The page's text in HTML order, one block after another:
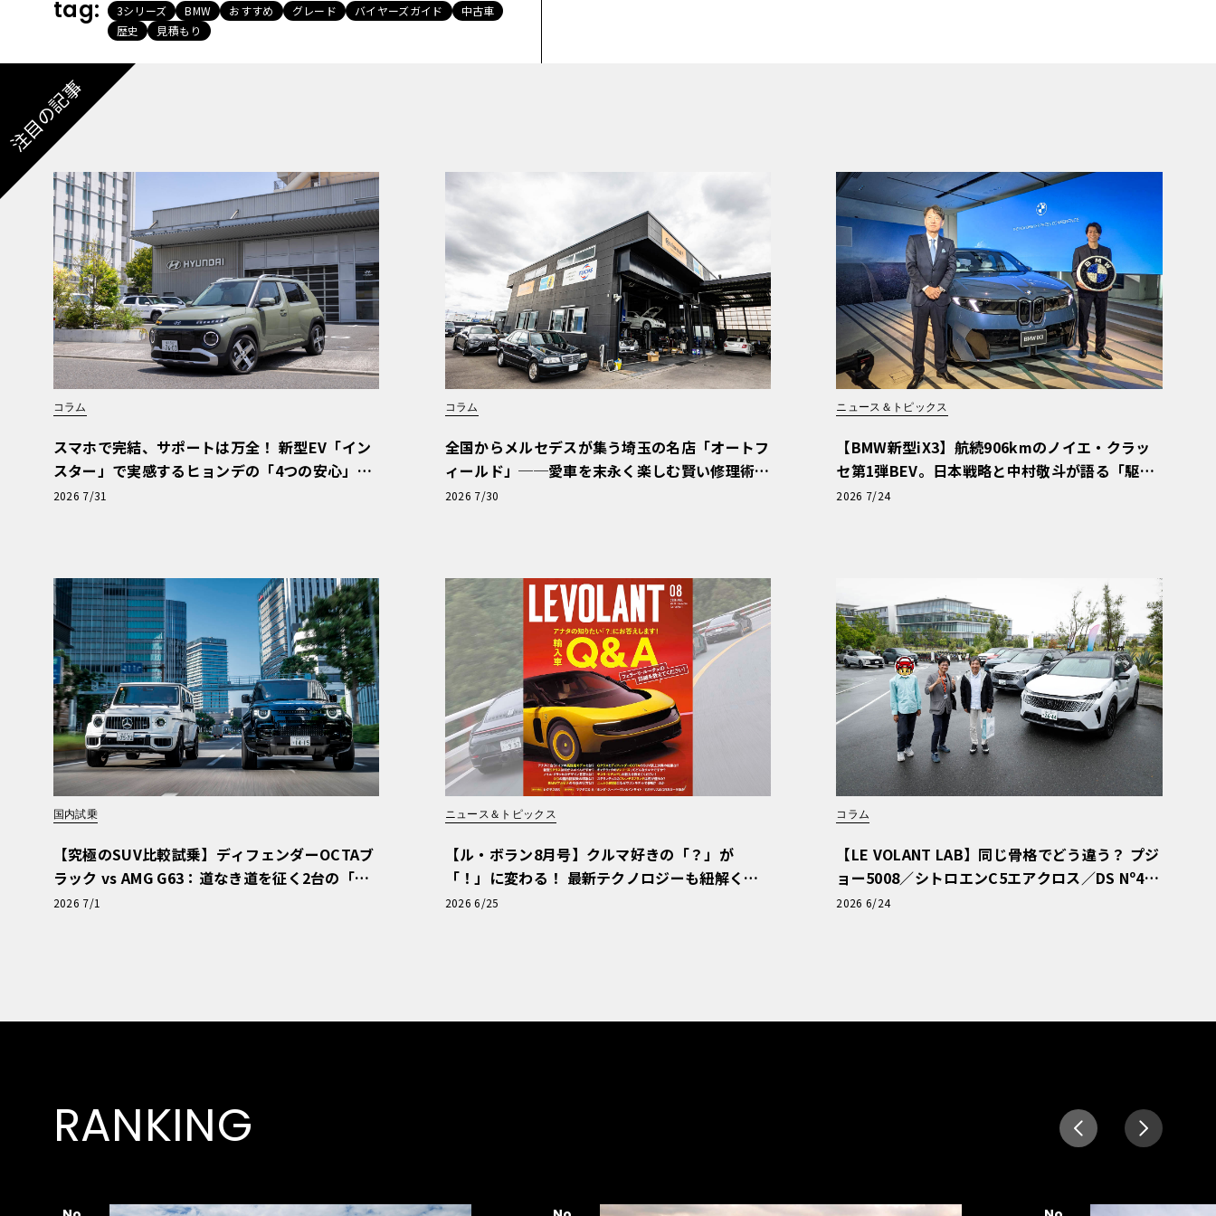
tag: 3シリーズ BMW おすすめ グレード バイヤーズガイド
中古車
歴史
見積もり
注目の記事
コラム
スマホで完結、サポートは万全！ 新型EV「イン
スター」で実感するヒョンデの「4つの安心」
【第1回・ヒョンデ6つの疑問：Why? Hyunda
2026 7/31
コラム
全国からメルセデスが集う埼玉の名店「オートフ
ィールド」──愛車を末永く楽しむ賢い修理術
と、プロがフックス製オイルを選ぶ理由〈PR〉
2026 7/30
ニュース＆トピックス
【BMW新型iX3】航続906kmのノイエ・クラッ
セ第1弾BEV。日本戦略と中村敬斗が語る「駆け
ぬける歓び」
2026 7/24
国内試乗
【究極のSUV比較試乗】ディフェンダーOCTAブ
ラック vs AMG G63：道なき道を征く2台の「対
極的アプローチ」
2026 7/1
ニュース＆トピックス
【ル・ボラン8月号】クルマ好きの「？」が
「！」に変わる！ 最新テクノロジーも紐解く
「輸入車Q&A」
2026 6/25
コラム
【LE VOLANT LAB】同じ骨格でどう違う？ プジ
ョー5008／シトロエンC5エアクロス／DS Nº4
読者一気乗りレポート
2026 6/24
RANKING